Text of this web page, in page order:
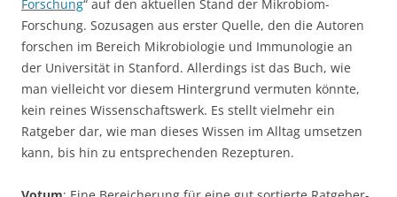
Forschung“ auf den aktuellen Stand der Mikrobiom-
Forschung. Sozusagen aus erster Quelle, den die Autoren
forschen im Bereich Mikrobiologie und Immunologie an
der Universität in Stanford. Allerdings ist das Buch, wie
man vielleicht vor diesem Hintergrund vermuten könnte,
kein reines Wissenschaftswerk. Es stellt vielmehr ein
Ratgeber dar, wie man dieses Wissen im Alltag umsetzen
kann, bis hin zu entsprechenden Rezepturen.